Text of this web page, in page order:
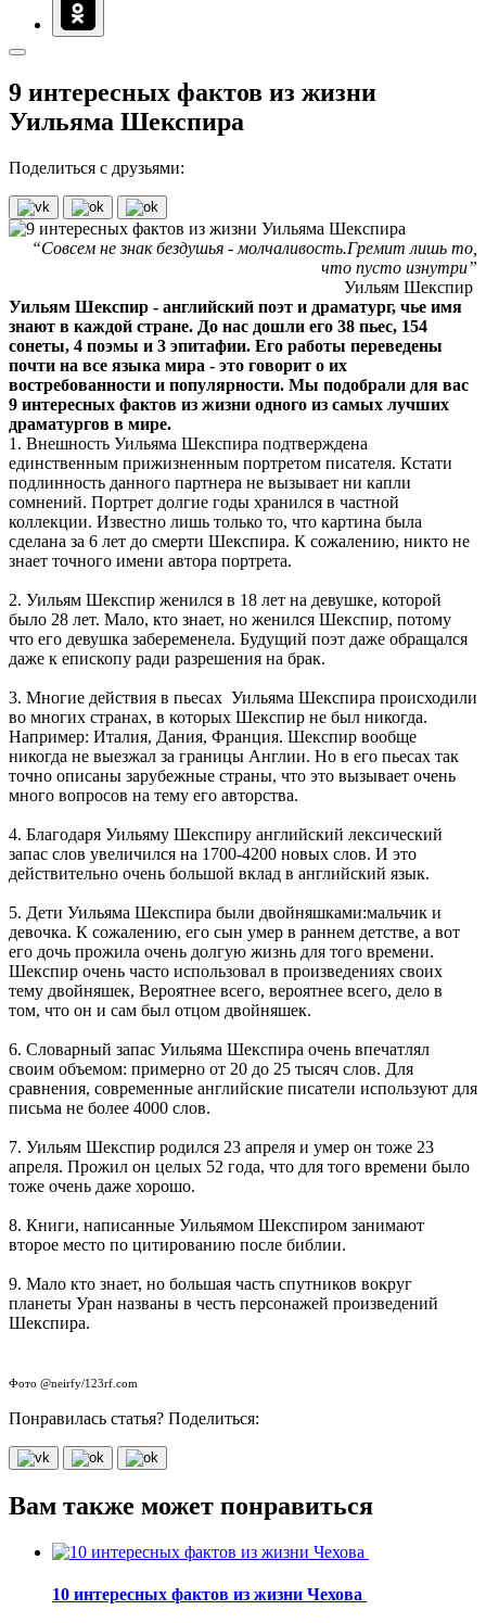
9 интересных фактов из жизни
Уильяма Шекспира
Поделиться с друзьями:
“Совсем не знак бездушья - молчаливость.Гремит лишь то,
что пусто изнутри”
Уильям Шекспир
Уильям Шекспир - английский поэт и драматург, чье имя
знают в каждой стране. До нас дошли его 38 пьес, 154
сонеты, 4 поэмы и 3 эпитафии. Его работы переведены
почти на все языка мира - это говорит о их
востребованности и популярности. Мы подобрали для вас
9 интересных фактов из жизни одного из самых лучших
драматургов в мире.
1. Внешность Уильяма Шекспира подтверждена
единственным прижизненным портретом писателя. Кстати
подлинность данного партнера не вызывает ни капли
сомнений. Портрет долгие годы хранился в частной
коллекции. Известно лишь только то, что картина была
сделана за 6 лет до смерти Шекспира. К сожалению, никто не
знает точного имени автора портрета.
2. Уильям Шекспир женился в 18 лет на девушке, которой
было 28 лет. Мало, кто знает, но женился Шекспир, потому
что его девушка забеременела. Будущий поэт даже обращался
даже к епископу ради разрешения на брак.
3. Многие действия в пьесах Уильяма Шекспира происходили
во многих странах, в которых Шекспир не был никогда.
Например: Италия, Дания, Франция. Шекспир вообще
никогда не выезжал за границы Англии. Но в его пьесах так
точно описаны зарубежные страны, что это вызывает очень
много вопросов на тему его авторства.
4. Благодаря Уильяму Шекспиру английский лексический
запас слов увеличился на 1700-4200 новых слов. И это
действительно очень большой вклад в английский язык.
5. Дети Уильяма Шекспира были двойняшками:мальчик и
девочка. К сожалению, его сын умер в раннем детстве, а вот
его дочь прожила очень долгую жизнь для того времени.
Шекспир очень часто использовал в произведениях своих
тему двойняшек, Вероятнее всего, вероятнее всего, дело в
том, что он и сам был отцом двойняшек.
6. Словарный запас Уильяма Шекспира очень впечатлял
своим объемом: примерно от 20 до 25 тысяч слов. Для
сравнения, современные английские писатели используют для
письма не более 4000 слов.
7. Уильям Шекспир родился 23 апреля и умер он тоже 23
апреля. Прожил он целых 52 года, что для того времени было
тоже очень даже хорошо.
8. Книги, написанные Уильямом Шекспиром занимают
второе место по цитированию после библии.
9. Мало кто знает, но большая часть спутников вокруг
планеты Уран названы в честь персонажей произведений
Шекспира.
Фото @neirfy/123rf.com
Понравилась статья? Поделиться:
Вам также может понравиться
10 интересных фактов из жизни Чехова